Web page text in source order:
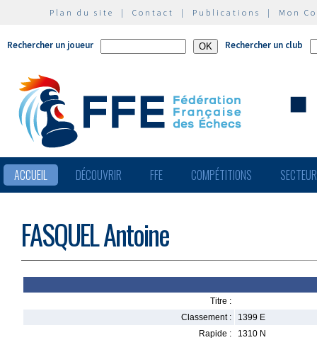
Plan du site | Contact | Publications | Mon
Rechercher un joueur Rechercher un club
ACCUEIL DÉCOUVRIR FFE COMPÉTITIONS
FASQUEL Antoine
Titre :
Classement :
1399 E
Rapide :
1310 N